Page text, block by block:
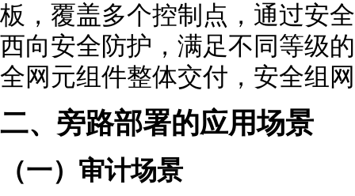
板，覆盖多个控制点，通过安
西向安全防护，满足不同等级
全网元组件整体交付，安全组
二、旁路部署的应用场景
（一）审计场景